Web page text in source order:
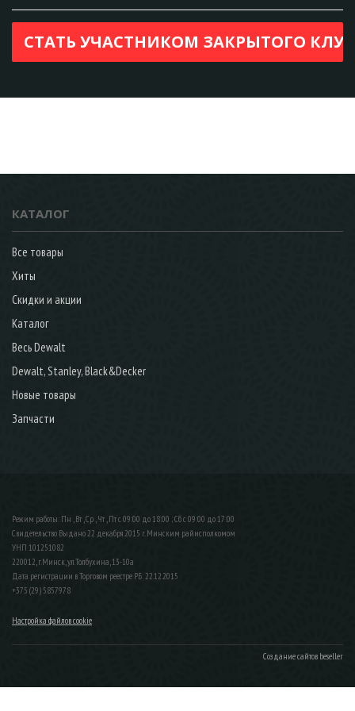
КАТАЛОГ
Все товары
Хиты
Скидки и акции
Каталог
Весь Dewalt
Dewalt, Stanley, Black&Decker
Новые товары
Запчасти
Режим работы: Пн , Вт , Ср , Чт , Пт c 09:00 до 18:00 ; Сб c 09:00 до 17:00
Свидетельство Выдано 22 декабря 2015 г. Минским райисполкомом
УНП 101251082
220012, г.Минск, ул.Толбухина, 13-10а
Дата регистрации в Торговом реестре РБ: 22.12.2015
+375 (29) 5857978
Настройка файлов cookie
Создание сайтов beseller